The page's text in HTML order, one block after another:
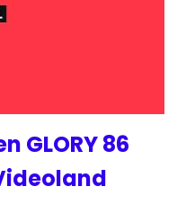
GLORY 86